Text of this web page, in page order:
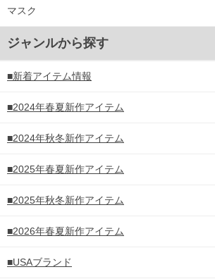
マスク
ジャンルから探す
■新着アイテム情報
■2024年春夏新作アイテム
■2024年秋冬新作アイテム
■2025年春夏新作アイテム
■2025年秋冬新作アイテム
■2026年春夏新作アイテム
■USAブランド